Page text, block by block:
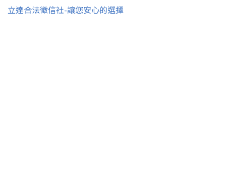
立達合法徵信社-讓您安心的選擇